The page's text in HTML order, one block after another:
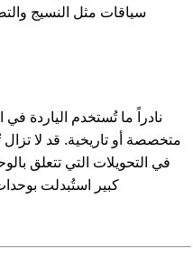
سياقات مثل النسيج
نادراً ما تُستخدم الياردة
متخصصة أو تاريخية. قد لا
في التحويلات التي تتعلق
كبير استُبدلت